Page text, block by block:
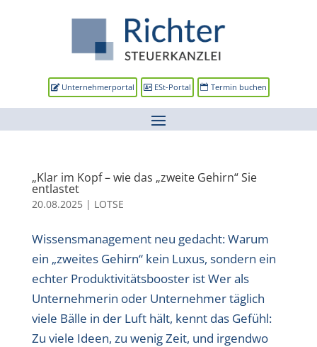
Unternehmerportal ESt-Portal Termin buchen
„Klar im Kopf – wie das „zweite Gehirn“ Sie
entlastet
20.08.2025| LOTSE
Wissensmanagement neu gedacht: Warum
ein „zweites Gehirn“ kein Luxus, sondern ein
echter Produktivitätsbooster ist Wer als
Unternehmerin oder Unternehmer täglich
viele Bälle in der Luft hält, kennt das Gefühl:
Zu viele Ideen, zu wenig Zeit, und irgendwo